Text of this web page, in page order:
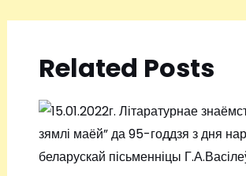
Related Posts